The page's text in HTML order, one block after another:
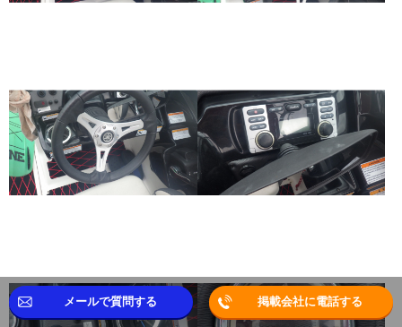
メールで質問する 掲載会社に電話する